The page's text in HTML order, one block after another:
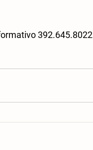
392.645.8022